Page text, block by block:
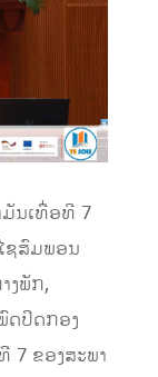
ນເທື່ອທີ 7
ຊສົມພອນ
ງພັກ,
ດປິດກອງ
7 ຂອງສະພາ